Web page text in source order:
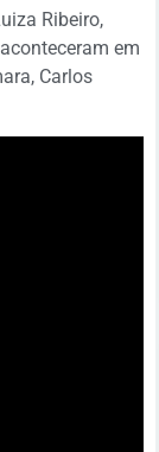
Ribeiro,
em
Carlos